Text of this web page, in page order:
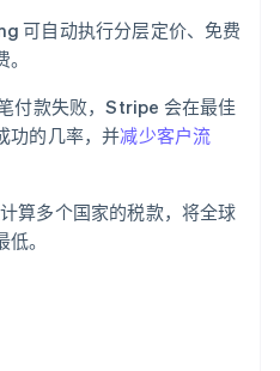
可自动执行分层定价、免费
付款失败，Stripe 会在最佳
功的几率，并减少客户流
算多个国家的税款，将全球
。